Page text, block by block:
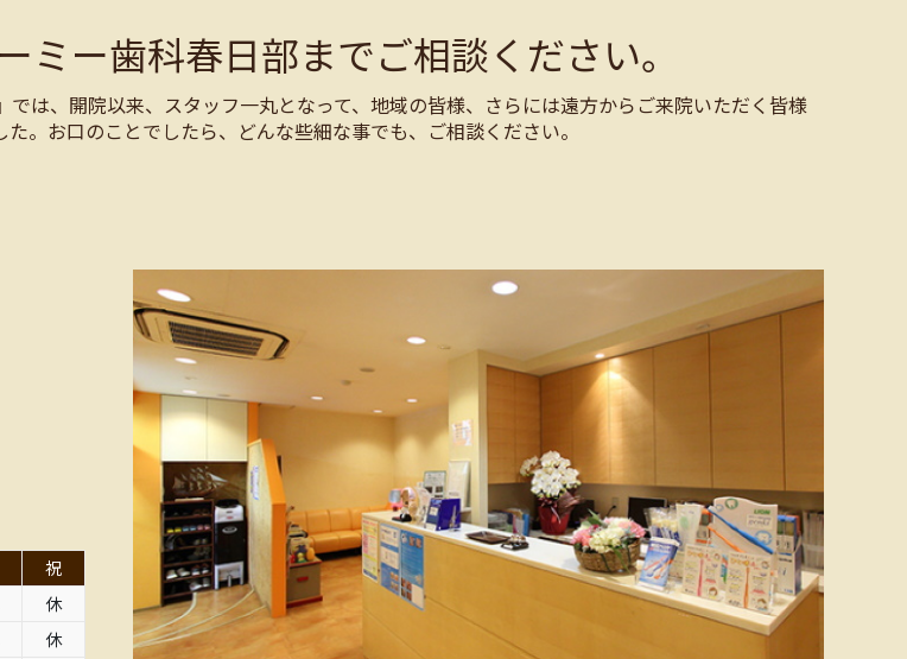
ミー歯科春日部までご相談ください。
は、開院以来、スタッフ一丸となって、地域の皆様、さらには遠方からご来院いただく皆様
。お口のことでしたら、どんな些細な事でも、ご相談ください。
祝
休
休